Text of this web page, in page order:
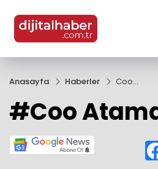
Anasayfa Haberler
Coo
#Coo